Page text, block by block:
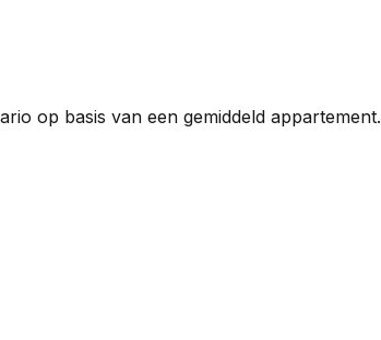
op basis van een gemiddeld appartement.